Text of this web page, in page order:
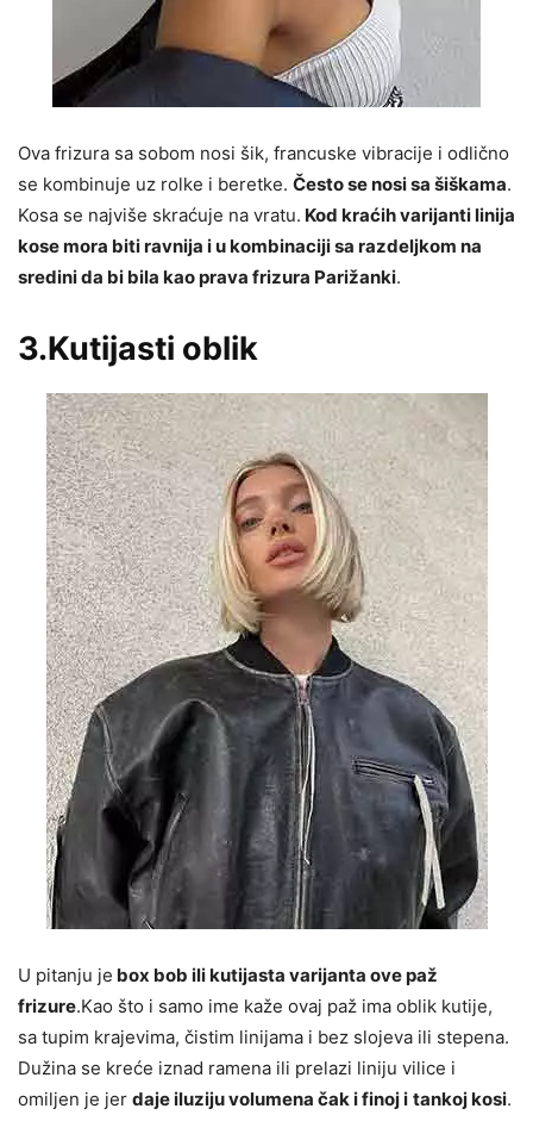
Ova frizura sa sobom nosi šik, francuske vibracije i odlično
se kombinuje uz rolke i beretke. Često se nosi sa šiškama.
Kosa se najviše skraćuje na vratu. Kod kraćih varijanti linija
kose mora biti ravnija i u kombinaciji sa razdeljkom na
sredini da bi bila kao prava frizura Parižanki.
3.Kutijasti oblik
U pitanju je box bob ili kutijasta varijanta ove paž
frizure.Kao što i samo ime kaže ovaj paž ima oblik kutije,
sa tupim krajevima, čistim linijama i bez slojeva ili stepena.
Dužina se kreće iznad ramena ili prelazi liniju vilice i
omiljen je jer daje iluziju volumena čak i finoj i tankoj kosi.